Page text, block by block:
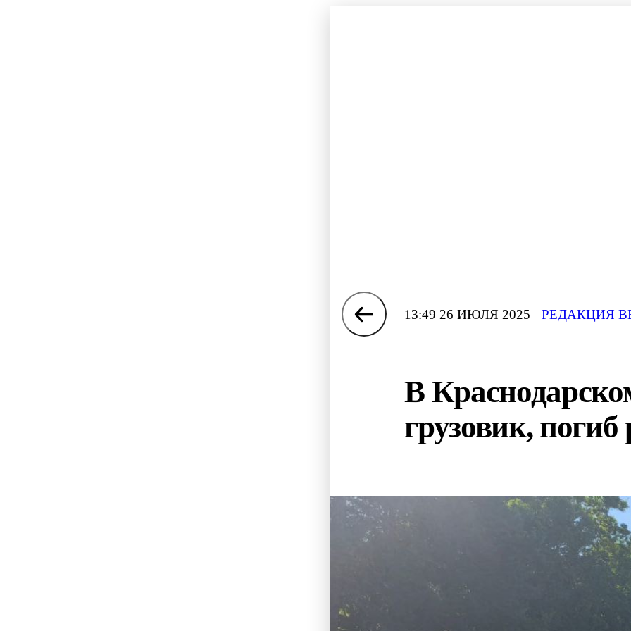
13:49 26 ИЮЛЯ 2025 РЕДАКЦИЯ
В
грузовик, погиб